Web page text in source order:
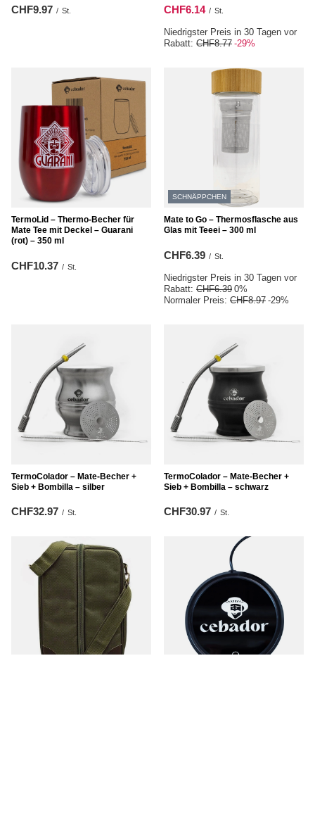
CHF9.97 / St. CHF6.14 / St.
Niedrigster Preis in 30 Tagen vor
Rabatt: CHF8.77 -29%
TermoLid – Thermo‑Becher für
Mate Tee mit Deckel – Guarani
(rot) – 350 ml
CHF10.37 / St.
SCHNÄPPCHEN
Mate to Go – Thermosflasche aus
Glas mit Teeei – 300 ml
CHF6.39 / St.
Niedrigster Preis in 30 Tagen vor
Rabatt: CHF6.39 0%
Normaler Preis: CHF8.97 -29%
TermoColador – Mate‑Becher +
Sieb + Bombilla – silber
CHF32.97 / St.
TermoColador – Mate‑Becher +
Sieb + Bombilla – schwarz
CHF30.97 / St.